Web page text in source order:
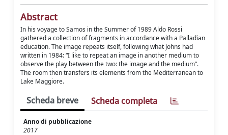
Abstract
In his voyage to Samos in the Summer of 1989 Aldo Rossi
gathered a collection of fragments in accordance with a Palladian
education. The image repeats itself, following what Johns had
written in 1984: “I like to repeat an image in another medium to
observe the play between the two: the image and the medium”.
The room then transfers its elements from the Mediterranean to
Lake Maggiore.
Scheda breve Scheda completa
Anno di pubblicazione
2017